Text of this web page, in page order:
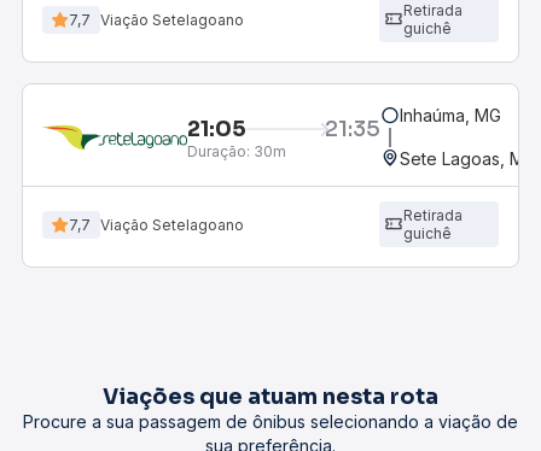
7,7 Viação Setelagoano
Retirada
guichê
21:05 21:35
Duração: 30m
Inhaúma, MG
Sete Lagoas,
7,7 Viação Setelagoano
Retirada
guichê
Viações que atuam nesta rota
Procure a sua passagem de ônibus selecionando a viação de
sua preferência.